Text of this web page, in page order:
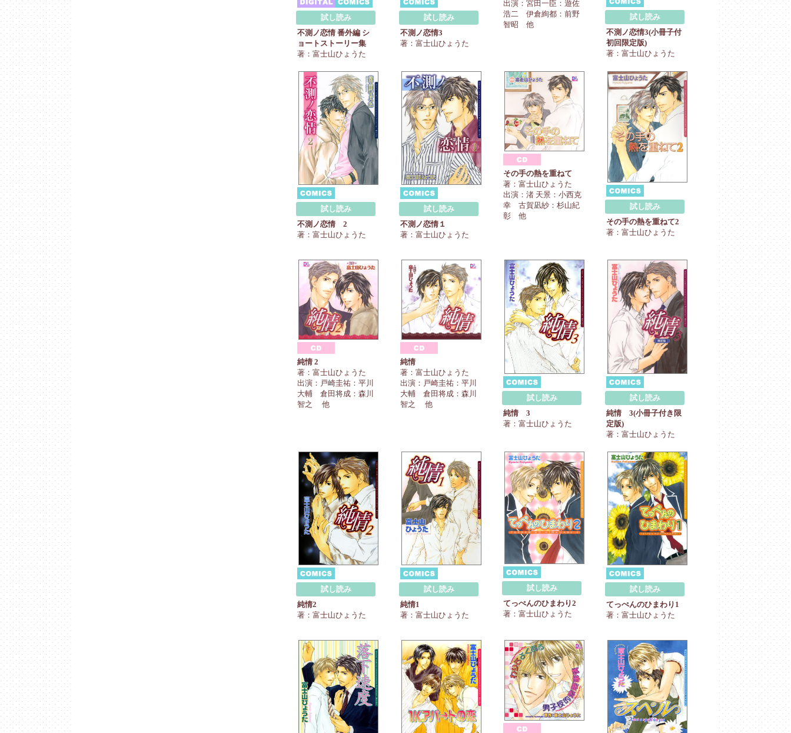
試し読み
不測ノ恋情 番外編 シ
ョートストーリー集
著：富士山ひょうた
試し読み
不測ノ恋情3
著：富士山ひょうた
出演：宮田一臣：遊佐
浩二 伊倉絢都：前野
智昭 他
試し読み
不測ノ恋情3(小冊子付
初回限定版)
著：富士山ひょうた
試し読み
不測ノ恋情 2
著：富士山ひょうた
試し読み
不測ノ恋情１
著：富士山ひょうた
その手の熱を重ねて
著：富士山ひょうた
出演：渚 天景：小西克
幸 古賀凪紗：杉山紀
彰 他
試し読み
その手の熱を重ねて2
著：富士山ひょうた
純情 2
著：富士山ひょうた
出演：戸崎圭祐：平川
大輔 倉田将成：森川
智之 他
純情
著：富士山ひょうた
出演：戸崎圭祐：平川
大輔 倉田将成：森川
智之 他
試し読み
純情 3
著：富士山ひょうた
試し読み
純情 3(小冊子付き限
定版)
著：富士山ひょうた
試し読み
純情2
著：富士山ひょうた
試し読み
純情1
著：富士山ひょうた
試し読み
てっぺんのひまわり2
著：富士山ひょうた
試し読み
てっぺんのひまわり1
著：富士山ひょうた